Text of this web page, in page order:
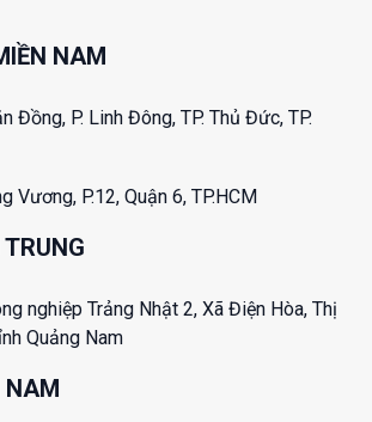
NAM
Đồng, P. Linh Đông, TP. Thủ Đức, TP.
Vương, P.12, Quận 6, TP.HCM
nghiệp Trảng Nhật 2, Xã Điện Hòa, Thị
Quảng Nam
NAM